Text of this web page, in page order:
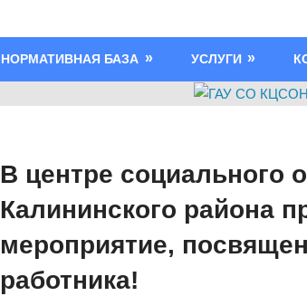
НОРМАТИВНАЯ БАЗА УСЛУГИ
В центре социального
Калининского района
мероприятие,
работника!